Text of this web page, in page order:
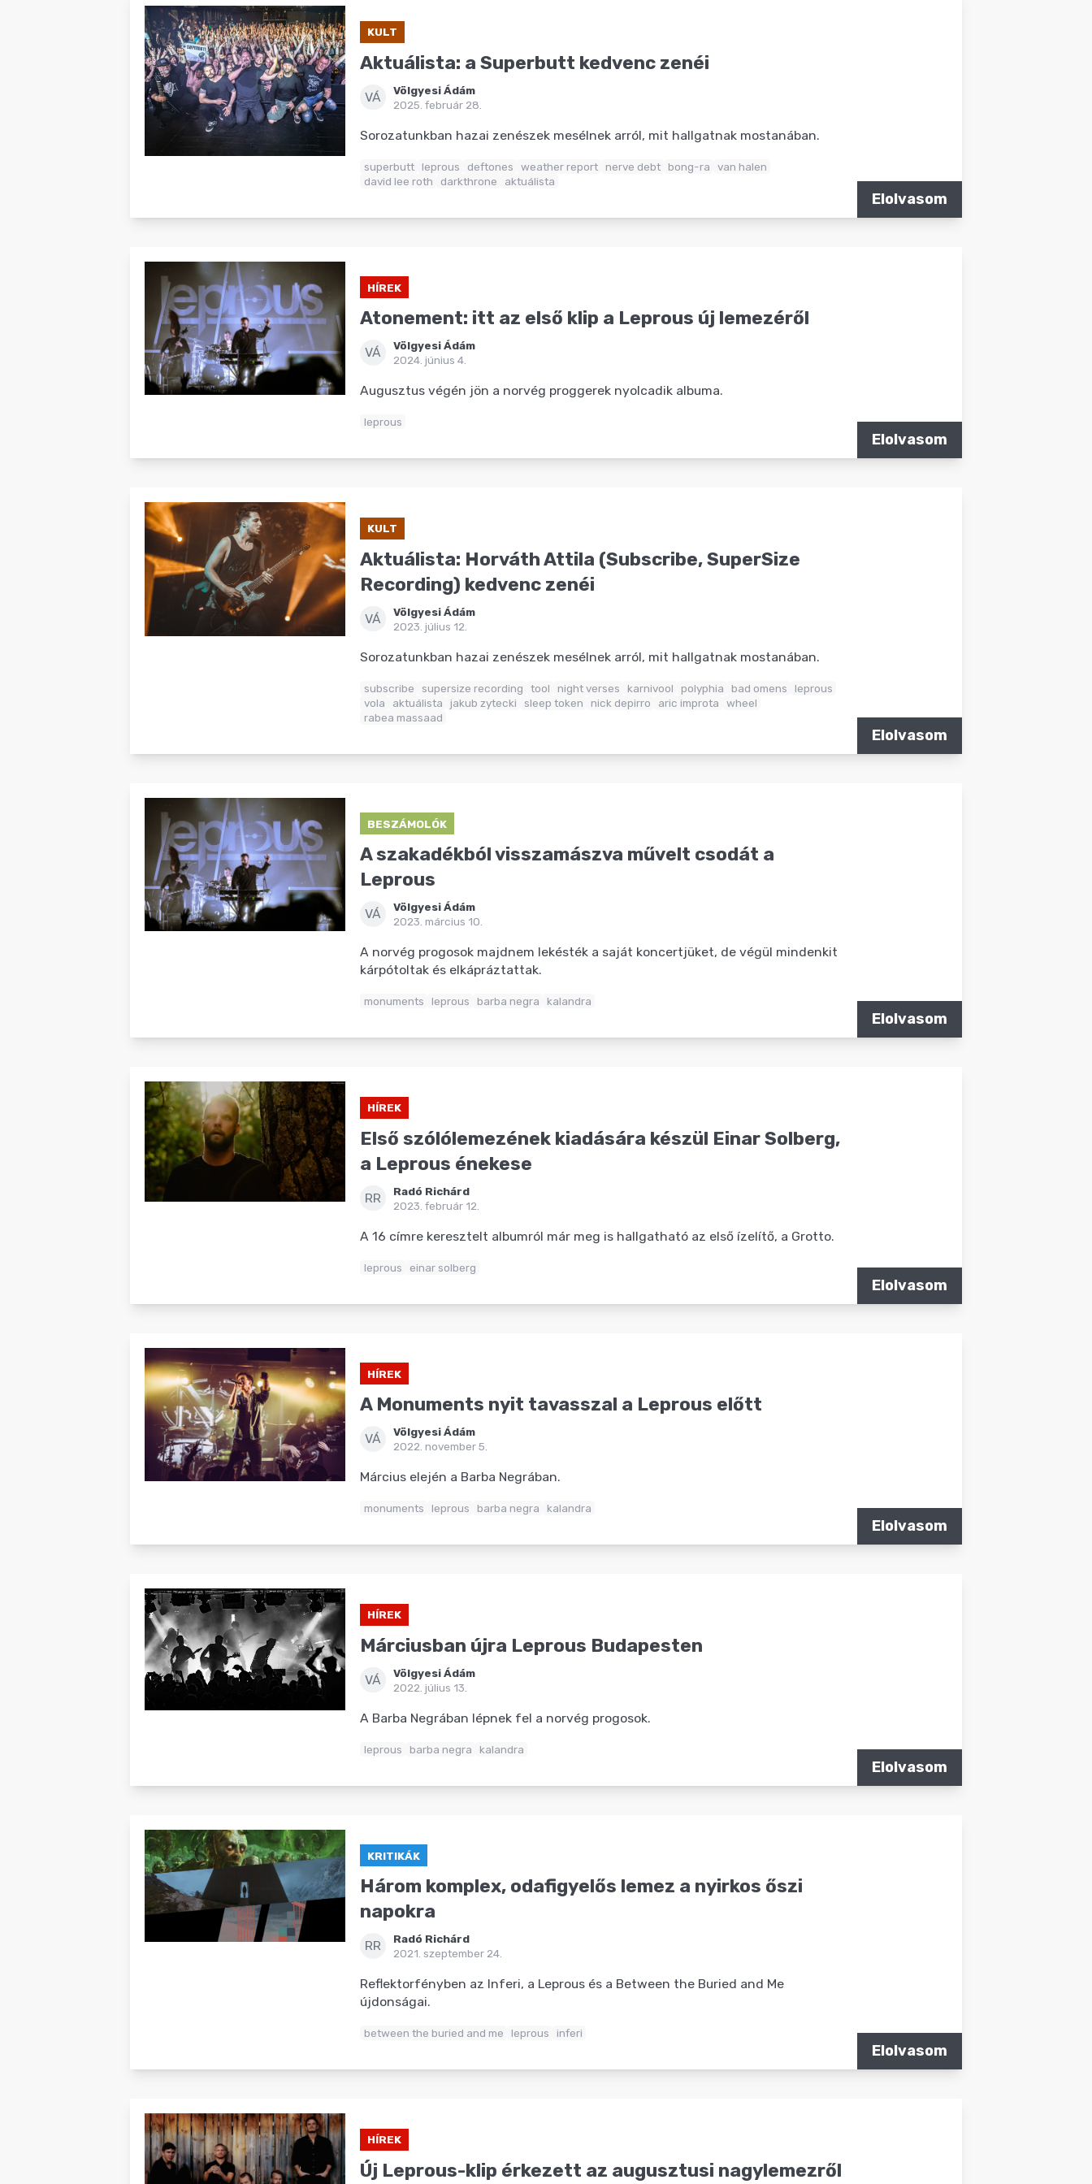
KULT
Aktuálista: a Superbutt kedvenc zenéi
VÁ
Völgyesi Ádám
2025. február 28.
Sorozatunkban hazai zenészek mesélnek arról, mit hallgatnak mostanában.
superbutt leprous deftones weather report nerve debt bong-ra
van halen
david lee roth
darkthrone aktuálista
Elolvasom
HÍREK
Atonement: itt az első klip a Leprous új lemezéről
VÁ
Völgyesi Ádám
2024. június 4.
Augusztus végén jön a norvég proggerek nyolcadik albuma.
leprous
Elolvasom
KULT
Aktuálista: Horváth Attila (Subscribe, SuperSize
Recording) kedvenc zenéi
VÁ
Völgyesi Ádám
2023. július 12.
Sorozatunkban hazai zenészek mesélnek arról, mit hallgatnak mostanában.
subscribe supersize recording tool night verses karnivool polyphia bad omens
leprous
vola
aktuálista jakub zytecki sleep token nick depirro aric improta
wheel
rabea massaad
Elolvasom
BESZÁMOLÓK
A szakadékból visszamászva művelt csodát a
Leprous
VÁ
Völgyesi Ádám
2023. március 10.
A norvég progosok majdnem lekésték a saját koncertjüket, de végül mindenkit
kárpótoltak és elkápráztattak.
monuments leprous barba negra kalandra
Elolvasom
HÍREK
Első szólólemezének kiadására készül Einar Solberg,
a Leprous énekese
RR
Radó Richárd
2023. február 12.
A 16 címre keresztelt albumról már meg is hallgatható az első ízelítő, a Grotto.
leprous einar solberg
Elolvasom
HÍREK
A Monuments nyit tavasszal a Leprous előtt
VÁ
Völgyesi Ádám
2022. november 5.
Március elején a Barba Negrában.
monuments leprous barba negra kalandra
Elolvasom
HÍREK
Márciusban újra Leprous Budapesten
VÁ
Völgyesi Ádám
2022. július 13.
A Barba Negrában lépnek fel a norvég progosok.
leprous barba negra kalandra
Elolvasom
KRITIKÁK
Három komplex, odafigyelős lemez a nyirkos őszi
napokra
RR
Radó Richárd
2021. szeptember 24.
Reflektorfényben az Inferi, a Leprous és a Between the Buried and Me
újdonságai.
between the buried and me leprous inferi
Elolvasom
HÍREK
Új Leprous-klip érkezett az augusztusi nagylemezről